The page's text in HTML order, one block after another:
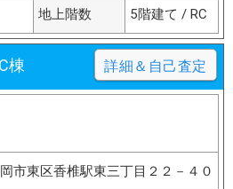
地上階数 5階建て / RC
棟 詳細＆自己査定
市東区香椎駅東三丁目２２－４０